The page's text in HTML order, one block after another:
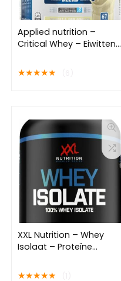
Applied nutrition –
Critical Whey – Eiwitten /
Gr – 66 Doseringnen –
Vanilla Ice Cream
★★★★★
XXL Nutrition – Whey
Isolaat – Proteïne
Whey Protein Isolate
★★★★★